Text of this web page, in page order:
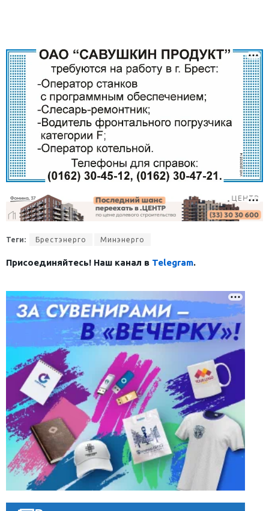
Теги: Брестэнерго Минэнерго
Присоединяйтесь! Наш канал в Telegram.